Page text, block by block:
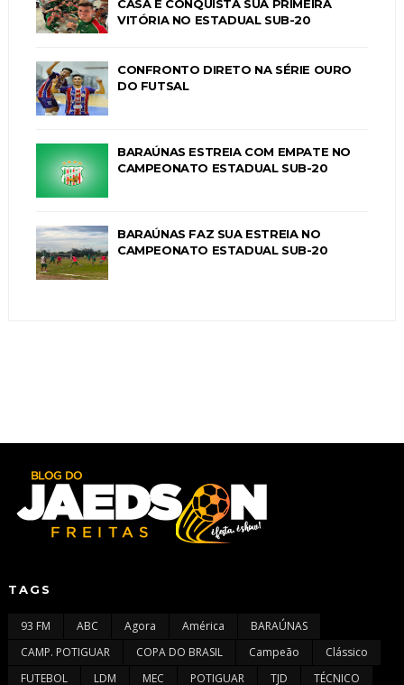
CASA E CONQUISTA SUA PRIMEIRA
VITÓRIA NO ESTADUAL SUB-20
CONFRONTO DIRETO NA SÉRIE OURO
DO FUTSAL
BARAÚNAS ESTREIA COM EMPATE NO
CAMPEONATO ESTADUAL SUB-20
BARAÚNAS FAZ SUA ESTREIA NO
CAMPEONATO ESTADUAL SUB-20
TAGS
93 FM ABC Agora América
BARAÚNAS
CAMP. POTIGUAR
COPA DO BRASIL Campeão
Clássico
FUTEBOL
LDM MEC POTIGUAR TJD TÉCNICO